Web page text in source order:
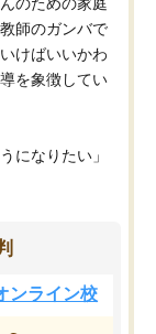
師のガンバで
けばいいかわ
を象徴してい
になりたい」
ンライン校